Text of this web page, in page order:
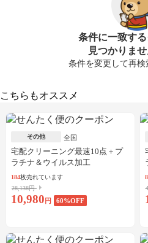
条件に一致す
見つかりま
条件を変更して再検
こちらもオススメ
その他 全国
宅配クリーニング最速10点＋プ
ラチナ＆ウイルス加工
184枚売れています
28,138円
10,980 円 60%OFF